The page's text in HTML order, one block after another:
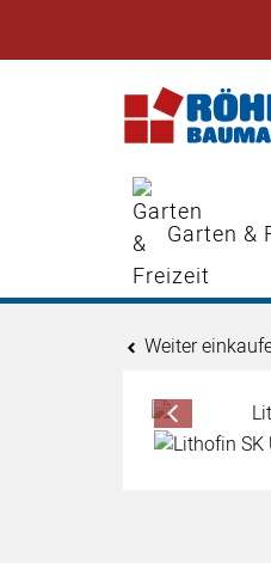
Zum
Garten &
Weiter
Zur